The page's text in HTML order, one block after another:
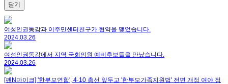
닫기
여성인권동감과 이주민센터친구가 협약을 맺었습니다.
2024.03.26
여성인권동감에서 지역 국회의원 예비후보들을 만났습니다.
2024.03.26
[펜N마이크] '한부모연합', 4·10 총선 앞두고 '한부모가족지원법' 전면 개정 여야 정